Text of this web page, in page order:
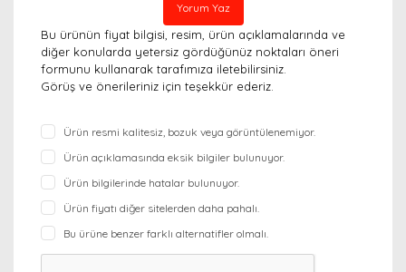
Yorum Yaz
Bu ürünün fiyat bilgisi, resim, ürün açıklamalarında ve
diğer konularda yetersiz gördüğünüz noktaları öneri
formunu kullanarak tarafımıza iletebilirsiniz.
Görüş ve önerileriniz için teşekkür ederiz.
Ürün resmi kalitesiz, bozuk veya görüntülenemiyor.
Ürün açıklamasında eksik bilgiler bulunuyor.
Ürün bilgilerinde hatalar bulunuyor.
Ürün fiyatı diğer sitelerden daha pahalı.
Bu ürüne benzer farklı alternatifler olmalı.